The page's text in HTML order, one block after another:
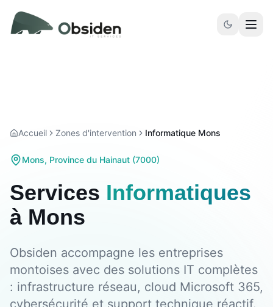
Accueil Zones d'intervention Informatique Mons
Mons, Province du Hainaut (7000)
Services Informatiques
à Mons
Obsiden accompagne les entreprises
montoises avec des solutions IT complètes
: infrastructure réseau, cloud Microsoft 365,
cybersécurité et support technique réactif.